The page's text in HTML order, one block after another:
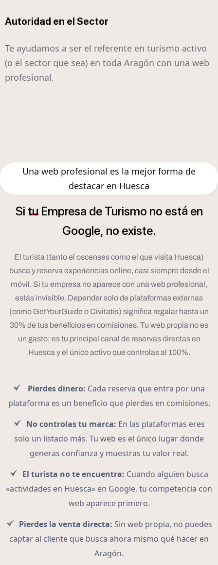
Autoridad en el Sector
Te ayudamos a ser el referente en turismo activo
(o el sector que sea) en toda Aragón con una web
profesional.
Una web profesional es la mejor forma de
destacar en Huesca
Si tu Empresa de Turismo no está en
Google, no existe.
El turista (tanto el oscenses como el que visita Huesca)
busca y reserva experiencias online, casi siempre desde el
móvil. Si tu empresa no aparece con una web profesional,
estás invisible. Depender solo de plataformas externas
(como GetYourGuide o Civitatis) significa regalar hasta un
30% de tus beneficios en comisiones. Tu web propia no es
un gasto; es tu principal canal de reservas directas en
Huesca y el único activo que controlas al 100%.
Pierdes dinero: Cada reserva que entra por una
plataforma es un beneficio que pierdes en comisiones.
No controlas tu marca: En las plataformas eres
solo un listado más. Tu web es el único lugar donde
generas confianza y muestras tu valor real.
El turista no te encuentra: Cuando alguien busca
«actividades en Huesca» en Google, tu competencia con
web aparece primero.
Pierdes la venta directa: Sin web propia, no puedes
captar al cliente que busca ahora mismo qué hacer en
Aragón.